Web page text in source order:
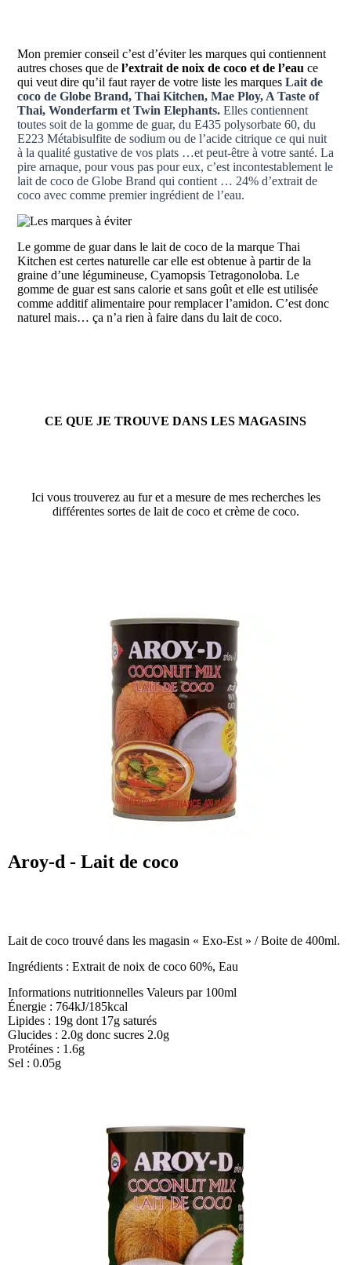
Mon premier conseil c’est d’éviter les marques qui contiennent
autres choses que de l’extrait de noix de coco et de l’eau ce
qui veut dire qu’il faut rayer de votre liste les marques Lait de
coco de Globe Brand, Thai Kitchen, Mae Ploy, A Taste of
Thai, Wonderfarm et Twin Elephants. Elles contiennent
toutes soit de la gomme de guar, du E435 polysorbate 60, du
E223 Métabisulfite de sodium ou de l’acide citrique ce qui nuit
à la qualité gustative de vos plats …et peut-être à votre santé. La
pire arnaque, pour vous pas pour eux, c’est incontestablement le
lait de coco de Globe Brand qui contient … 24% d’extrait de
coco avec comme premier ingrédient de l’eau.
Le gomme de guar dans le lait de coco de la marque Thai
Kitchen est certes naturelle car elle est obtenue à partir de la
graine d’une légumineuse, Cyamopsis Tetragonoloba. Le
gomme de guar est sans calorie et sans goût et elle est utilisée
comme additif alimentaire pour remplacer l’amidon. C’est donc
naturel mais… ça n’a rien à faire dans du lait de coco.
CE QUE JE TROUVE DANS LES MAGASINS
Ici vous trouverez au fur et a mesure de mes recherches les
différentes sortes de lait de coco et crème de coco.
Aroy-d - Lait de coco
Lait de coco trouvé dans les magasin « Exo-Est » / Boite de 400ml.
Ingrédients : Extrait de noix de coco 60%, Eau
Informations nutritionnelles Valeurs par 100ml
Énergie : 764kJ/185kcal
Lipides : 19g dont 17g saturés
Glucides : 2.0g donc sucres 2.0g
Protéines : 1.6g
Sel : 0.05g